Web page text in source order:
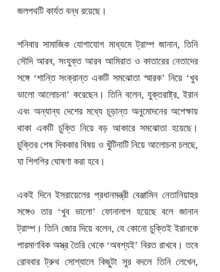
জলপথটি কার্যত বন্ধ রয়েছে।
শনিবার সামাজিক যোগাযোগ মাধ্যমে ট্রাম্প জানান, তিনি
সৌদি আরব, সংযুক্ত আরব আমিরাত ও কাতারের নেতাদের
সঙ্গে ‘শান্তি সংক্রান্ত একটি সমঝোতা স্মারক’ নিয়ে ‘খুব
ভালো আলোচনা’ করেছেন। তিনি বলেন, যুক্তরাষ্ট্র, ইরান
এবং অন্যান্য দেশের মধ্যে চূড়ান্ত অনুমোদনের অপেক্ষায়
থাকা একটি চুক্তি নিয়ে বড় আকারে সমঝোতা হয়েছে।
চুক্তির শেষ দিককার বিষয় ও খুঁটিনাটি নিয়ে আলোচনা চলছে,
যা শিগগির ঘোষণা করা হবে।
একই দিনে ইসরায়েলের প্রধানমন্ত্রী বেঞ্জামিন নেতানিয়াহুর
সঙ্গেও তার ‘খুব ভালো’ ফোনালাপ হয়েছে বলে জানান
ট্রাম্প। তিনি জোর দিয়ে বলেন, যে কোনো চুক্তিই ইরানকে
পারমাণবিক অস্ত্র তৈরি থেকে ‘অবশ্যই’ বিরত রাখবে। তবে
রোববার ট্রুথ সোশ্যালে কিছুটা সুর বদলে তিনি লেখেন,